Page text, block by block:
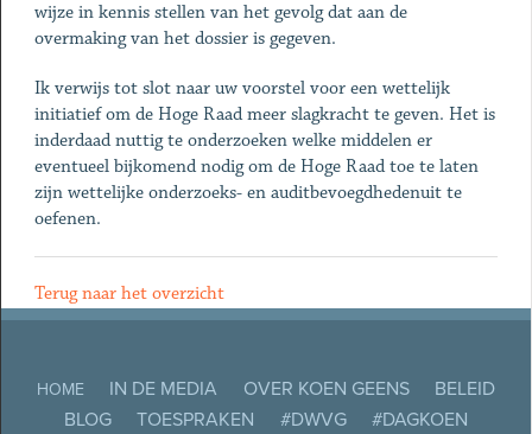
wijze in kennis stellen van het gevolg dat aan de
overmaking van het dossier is gegeven.
Ik verwijs tot slot naar uw voorstel voor een wettelijk
initiatief om de Hoge Raad meer slagkracht te geven. Het is
inderdaad nuttig te onderzoeken welke middelen er
eventueel bijkomend nodig om de Hoge Raad toe te laten
zijn wettelijke onderzoeks- en auditbevoegdhedenuit te
oefenen.
Terug naar het overzicht
HOME IN DE MEDIA OVER KOEN GEENS
BELEID
BLOG
TOESPRAKEN #DWVG
#DAGKOEN